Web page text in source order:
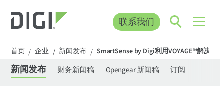
联系我们
首页 / 企业 / 新闻发布 / SmartSense by Digi利用VOYAGE™解决
新闻发布 财务新闻稿 Opengear 新闻稿 订阅